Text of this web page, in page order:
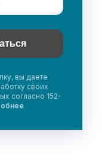
вы даете
своих
согласно 152-